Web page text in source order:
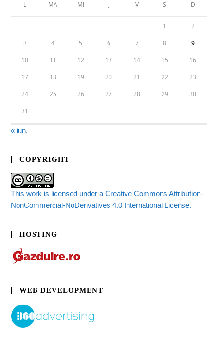
L MA MI J V S D
1 2
3 4 5 6 7 8 9
10 11 12 13 14 15 16
17 18 19 20 21 22 23
24 25 26 27 28 29 30
31
« iun.
COPYRIGHT
This work is licensed under a Creative Commons Attribution-
NonCommercial-NoDerivatives 4.0 International License.
HOSTING
WEB DEVELOPMENT